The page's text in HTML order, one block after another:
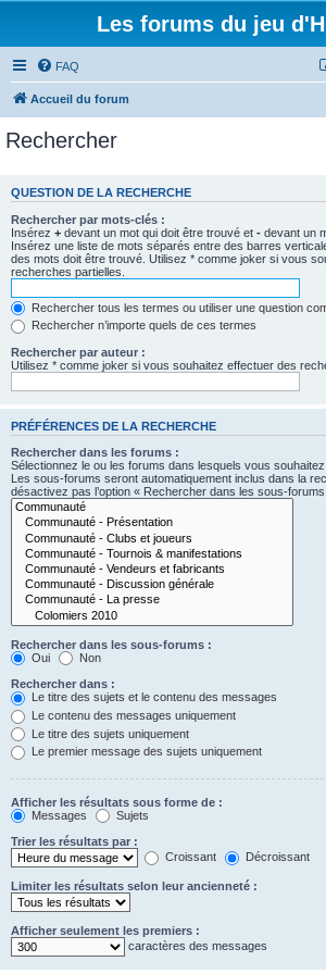
Les forums du jeu
FAQ
Accueil du forum
Rechercher
QUESTION DE LA RECHERCHE
Rechercher par mots-clés :
Insérez + devant un mot qui doit être trouvé et - devant un
Insérez une liste de mots séparés entre des barres
des mots doit être trouvé. Utilisez * comme joker si vous
recherches partielles.
Rechercher tous les termes ou utiliser une question
Rechercher n’importe quels de ces termes
Rechercher par auteur :
Utilisez * comme joker si vous souhaitez effectuer des
PRÉFÉRENCES DE LA RECHERCHE
Rechercher dans les forums :
Sélectionnez le ou les forums dans lesquels vous
Les sous-forums seront automatiquement inclus dans la
désactivez pas l’option « Rechercher dans les sous-
Rechercher dans les sous-forums :
Oui
Non
Rechercher dans :
Le titre des sujets et le contenu des messages
Le contenu des messages uniquement
Le titre des sujets uniquement
Le premier message des sujets uniquement
Afficher les résultats sous forme de :
Messages
Sujets
Trier les résultats par :
Croissant
Décroissant
Limiter les résultats selon leur ancienneté :
Afficher seulement les premiers :
caractères des messages